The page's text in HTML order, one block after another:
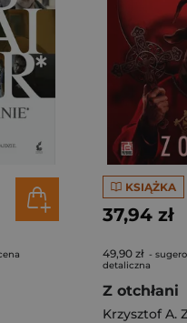
KSIĄŻKA
37,94 zł
49,90 zł -
detaliczna
Z otchłani
Krzysztof A.